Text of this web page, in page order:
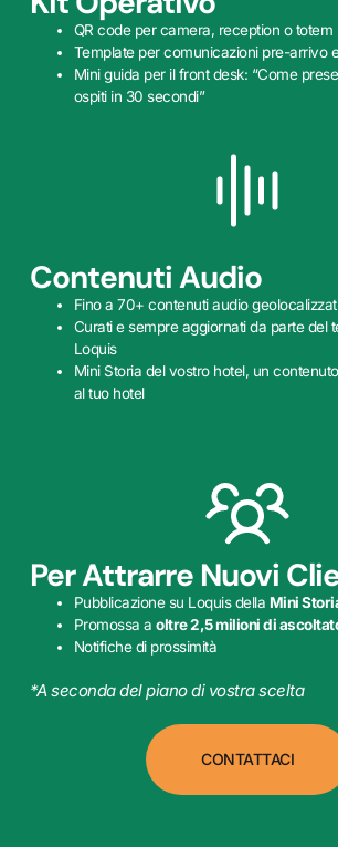
QR code per camera, reception o totem
Template per comunicazioni pre-arrivo
Mini guida per il front desk: “Come
ospiti in 30 secondi”
Contenuti Audio
Fino a 70+ contenuti audio
Curati e sempre aggiornati da parte del
Loquis
Mini Storia del vostro hotel, un
al tuo hotel
Per Attrarre Nuovi
Pubblicazione su Loquis della Mini
Promossa aoltre 2,5 milioni di
Notifiche di prossimità
*A seconda del piano di vostra scelta
CONTATTACI